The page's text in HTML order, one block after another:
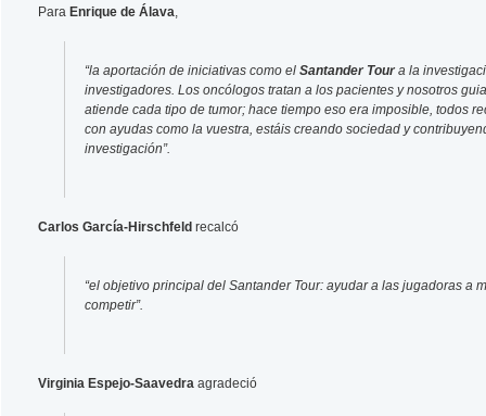
Para Enrique de Álava
“la aportación de iniciativas como el Santander Toura la
investigadores. Los oncólogos tratan a los pacientes y nosotros
atiende cada tipo de tumor; hace tiempo eso era imposible, todos
con ayudas como la vuestra, estáis creando sociedad y
investigación”.
Carlos García-Hirschfeld recalcó
“el objetivo principal del Santander Tour: ayudar a las jugadoras a
competir”.
Virginia Espejo-Saavedra agradeció